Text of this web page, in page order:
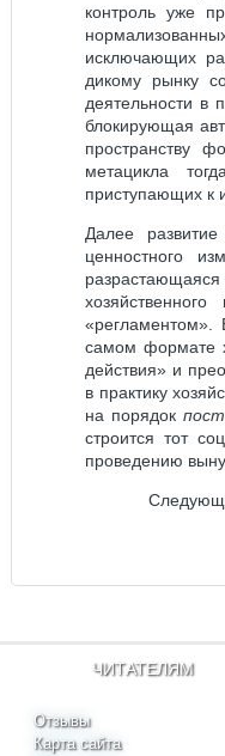
контроль уже
исключающих
дикому рынку
деятельности в
блокирующая
пространству
метацикла
приступающих к
Далее
ценностного
разрастающаяся
самом формате
действия» и
в практику
на порядок
строится тот
проведению
ЧИТАТЕЛЯМ
Отзывы
Карта сайта